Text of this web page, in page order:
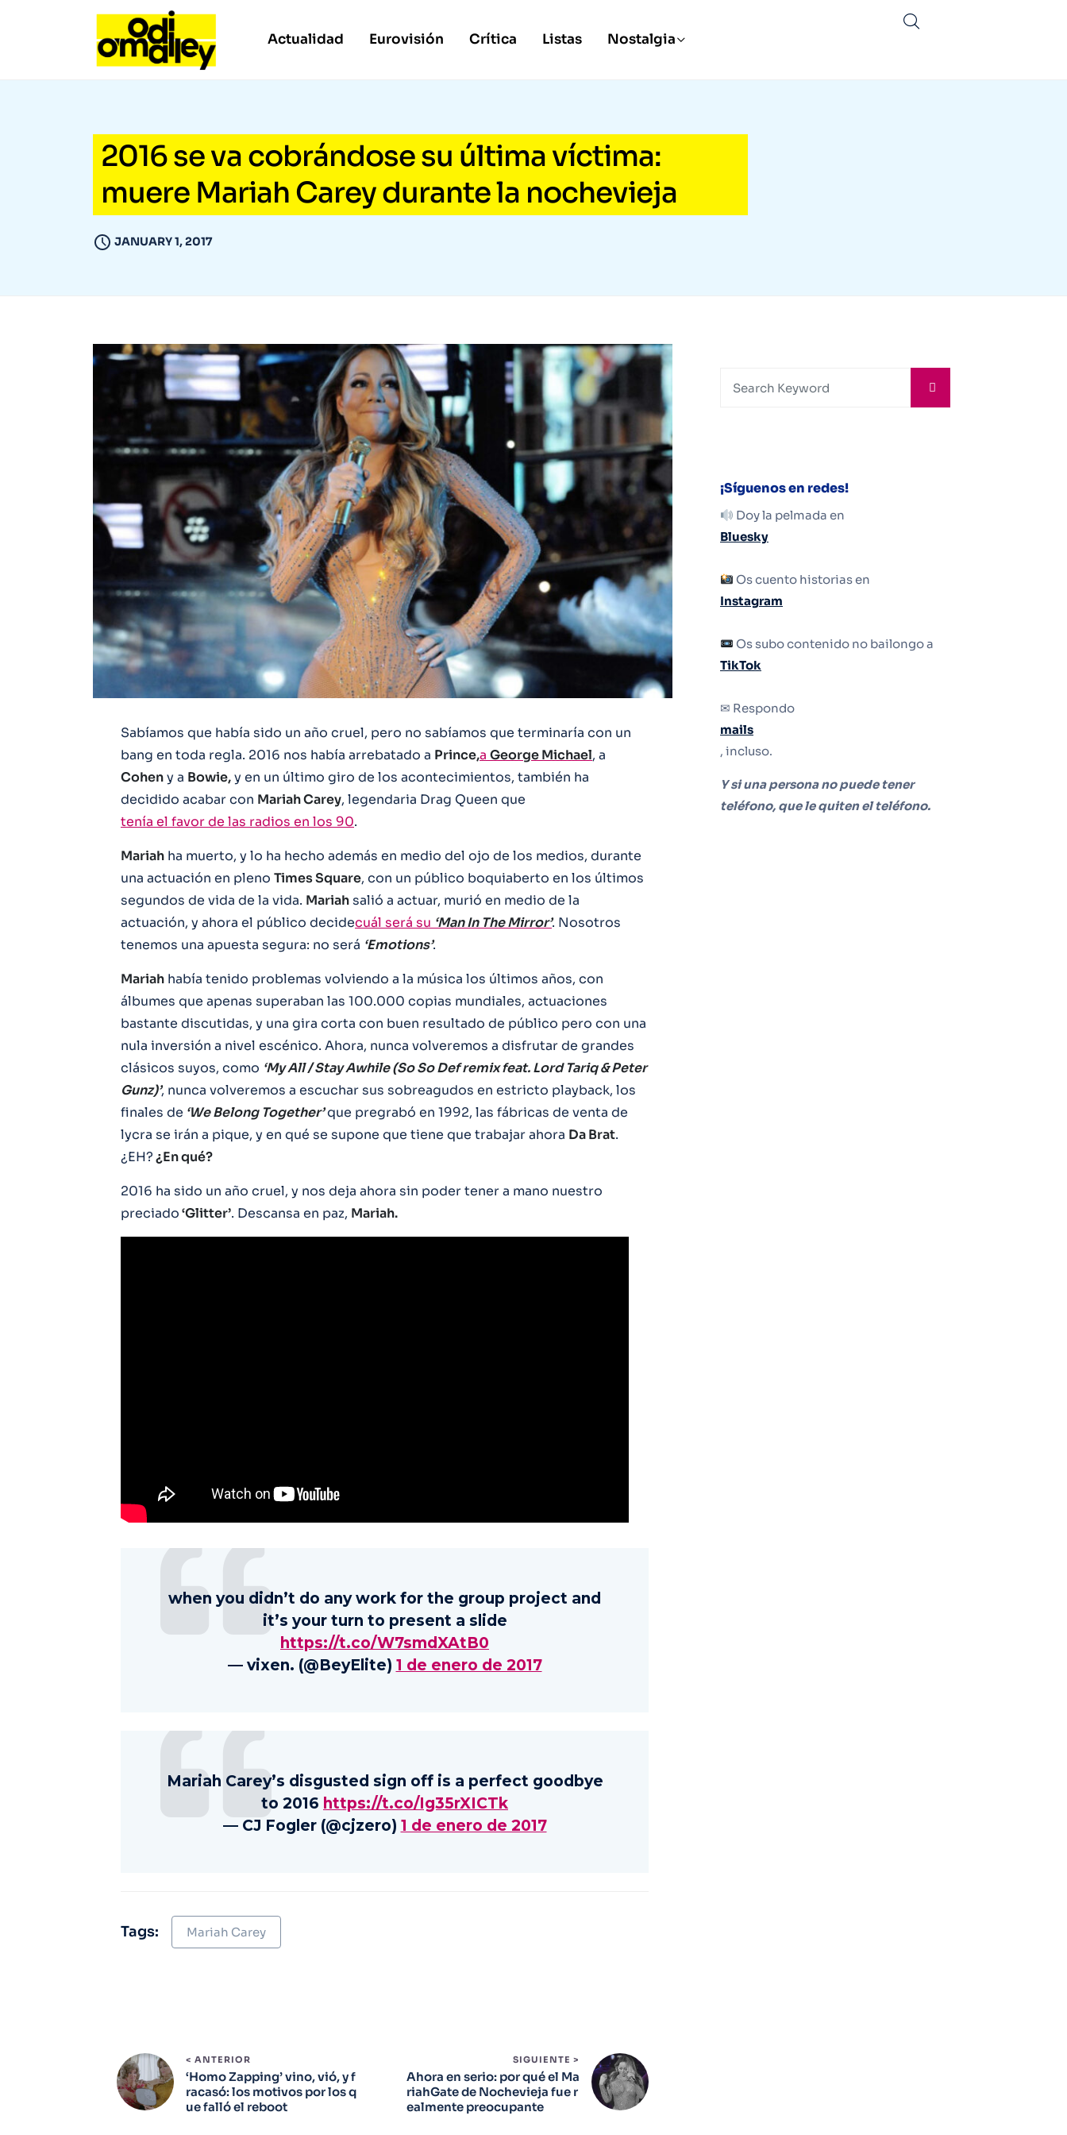
Actualidad Eurovisión Crítica Listas Nostalgia
2016 se va cobrándose su última víctima:
muere Mariah Carey durante la nochevieja
JANUARY 1, 2017
Sabíamos que había sido un año cruel, pero no sabíamos que terminaría con un
bang en toda regla. 2016 nos había arrebatado a Prince,a George Michael, a
Coheny a Bowie,y en un último giro de los acontecimientos, también ha
decidido acabar con Mariah Carey, legendaria Drag Queen que
tenía el favor de las radios en los 90.
Mariah ha muerto, y lo ha hecho además en medio del ojo de los medios, durante
una actuación en pleno Times Square, con un público boquiaberto en los últimos
segundos de vida de la vida. Mariahsalió a actuar, murió en medio de la
actuación, y ahora el público decidecuál será su ‘Man In The Mirror’. Nosotros
tenemos una apuesta segura: no será ‘Emotions’.
Mariah había tenido problemas volviendo a la música los últimos años, con
álbumes que apenas superaban las 100.000 copias mundiales, actuaciones
bastante discutidas, y una gira corta con buen resultado de público pero con una
nula inversión a nivel escénico. Ahora, nunca volveremos a disfrutar de grandes
clásicos suyos, como ‘My All / Stay Awhile (So So Def remix feat. Lord Tariq & Peter
Gunz)’, nunca volveremos a escuchar sus sobreagudos en estricto playback, los
finales de ‘We Belong Together’que pregrabó en 1992, las fábricas de venta de
lycra se irán a pique, y en qué se supone que tiene que trabajar ahora Da Brat.
¿EH?¿En qué?
2016 ha sido un año cruel, y nos deja ahora sin poder tener a mano nuestro
preciado‘Glitter’. Descansa en paz, Mariah.
when you didn’t do any work for the group project and
it’s your turn to present a slide
https://t.co/W7smdXAtB0
— vixen. (@BeyElite) 1 de enero de 2017
Mariah Carey’s disgusted sign off is a perfect goodbye
to 2016 https://t.co/Ig35rXICTk
— CJ Fogler (@cjzero) 1 de enero de 2017
Tags: Mariah Carey
< ANTERIOR
‘Homo Zapping’ vino, vió, y f
racasó: los motivos por los q
ue falló el reboot
SIGUIENTE >
Ahora en serio: por qué el Ma
riahGate de Nochevieja fue r
ealmente preocupante
¡Síguenos en redes!
Doy la pelmada en
Bluesky
Os cuento historias en
Instagram
Os subo contenido no bailongo a
TikTok
✉ Respondo
mails
, incluso.
Y si una persona no puede tener
teléfono, que le quiten el teléfono.